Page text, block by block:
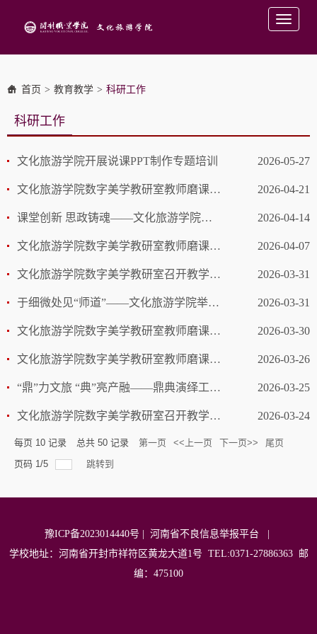
Toggle
首页 > 教育教学 > 科研工作
科研工作
文化旅游学院开展说课PPT制作专题培训 2026-05-27
文化旅游学院数字美学教研室教师磨课活动——2024级专业核心课程《导演基础》 2026-04-21
课堂创新 思政铸魂——文化旅游学院课堂教学创新大赛院级复赛成功举办 2026-04-14
文化旅游学院数字美学教研室教师磨课研讨活动——2024级专业核心课程《信息可视化设计》 2026-04-07
文化旅游学院数字美学教研室召开教学科研工作专题会 2026-03-31
于细微处见“师道”——文化旅游学院举办优秀教学材料观摩活动 2026-03-31
文化旅游学院数字美学教研室教师磨课研讨活动——2024级专业核心课程《数字创意衍生产品设计》 2026-03-30
文化旅游学院数字美学教研室教师磨课研讨活动——2024级专业核心课程《交互界面设计》 2026-03-26
“鼎”力文旅 “典”亮产融——鼎典演绎工作室首批演员海选活动暨文化旅游学院产教融合项目制启动仪式圆满成功 2026-03-25
文化旅游学院数字美学教研室召开教学科研工作专题会 2026-03-24
每页 10 记录 总共 50 记录 第一页 <<上一页 下一页>>
尾页
页码 1/5 跳转到
豫ICP备2023014440号 | 河南省不良信息举报平台
|
学校地址：河南省开封市祥符区黄龙大道1号 TEL:0371-27886363 邮
编：475100